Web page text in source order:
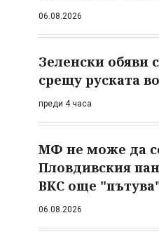
06.08.2026
Зеленски обяви
срещу руската
преди 4 часа
МФ не може да
Пловдивския
ВКС още
06.08.2026